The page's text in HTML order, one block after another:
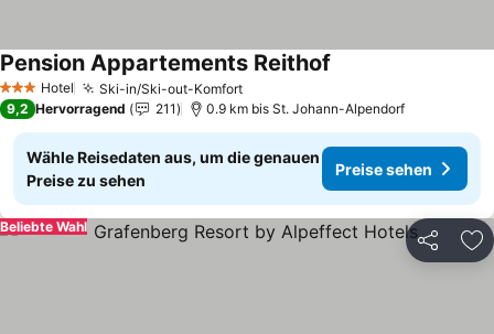
3 SterneHotel Ski-in/Ski-out-Komfort
Pension Appartements Reithof
9,2 Hervorragend 211 0.9 km bis St. Johann-Alpendorf
Wähle Reisedaten aus, um die genauen
Preise zu sehen
Preise sehen
Teilen
Beliebte Wahl